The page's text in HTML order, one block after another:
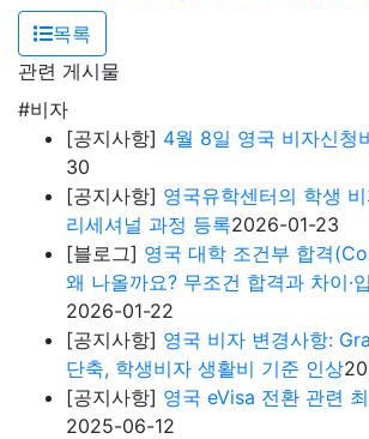
목록
관련 게시물
#비자
[공지사항] 4월 8일 영국 비자신청
30
[공지사항] 영국유학센터의 학생
리세셔널 과정 등록2026-01-23
[블로그] 영국 대학 조건부 합격
왜 나올까요? 무조건 합격과 차이·
2026-01-22
[공지사항] 영국 비자 변경사항:
단축, 학생비자 생활비 기준 인상
[공지사항] 영국 eVisa 전환 관련
2025-06-12